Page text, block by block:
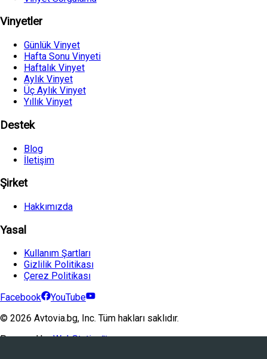
Vinyetler
Günlük Vinyet
Hafta Sonu Vinyeti
Haftalık Vinyet
Aylık Vinyet
Üç Aylık Vinyet
Yıllık Vinyet
Destek
Blog
İletişim
Şirket
Hakkımızda
Yasal
Kullanım Şartları
Gizlilik Politikası
Çerez Politikası
Facebook
YouTube
© 2026 Avtovia.bg, Inc. Tüm hakları saklıdır.
Powered by WebStation™